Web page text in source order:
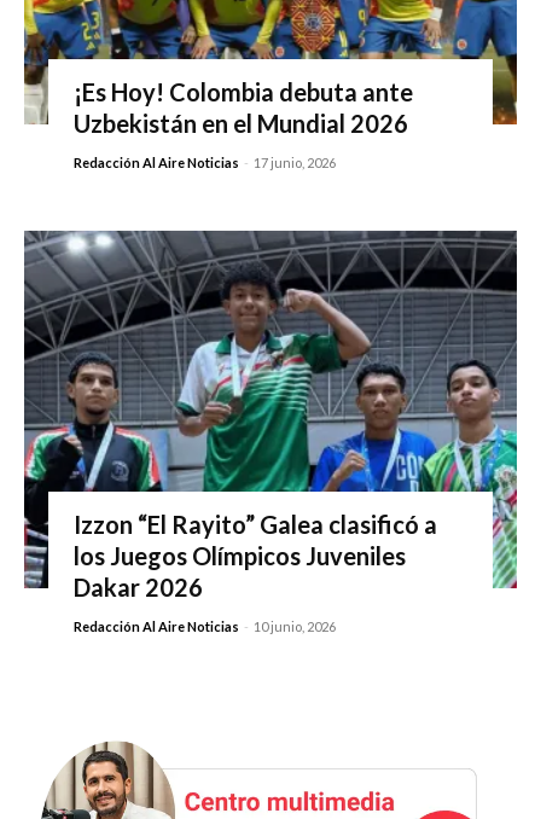
¡Es Hoy! Colombia debuta ante
Uzbekistán en el Mundial 2026
Redacción Al Aire Noticias - 17 junio, 2026
Izzon “El Rayito” Galea clasificó a
los Juegos Olímpicos Juveniles
Dakar 2026
Redacción Al Aire Noticias - 10 junio, 2026